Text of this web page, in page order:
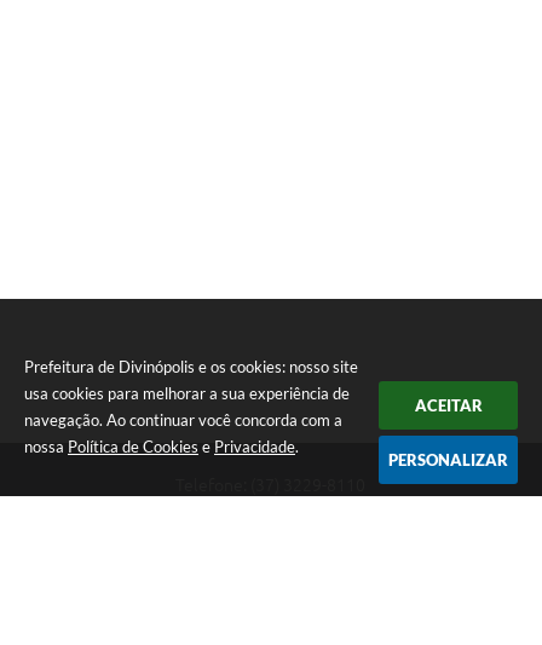
Prefeitura de Divinópolis e os cookies: nosso site
usa cookies para melhorar a sua experiência de
navegação. Ao continuar você concorda com a
nossa Política de Cookies e Privacidade.
ACEITAR
PERSONALIZAR